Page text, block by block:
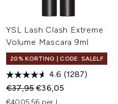
YSL Lash Clash Extreme
Volume Mascara 9ml
20% KORTING | CODE: SALELF
4.6 (1287)
Recommended Retail Price:
€37,95Huidige prijs:
€36,05
€4005,56 per L